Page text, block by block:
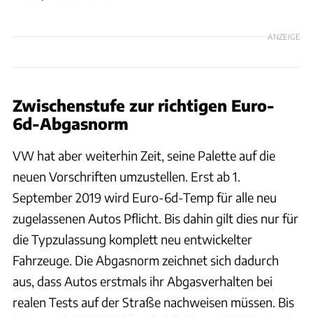
ANZEIGE
Zwischenstufe zur richtigen Euro-
6d-Abgasnorm
VW hat aber weiterhin Zeit, seine Palette auf die
neuen Vorschriften umzustellen. Erst ab 1.
September 2019 wird Euro-6d-Temp für alle neu
zugelassenen Autos Pflicht. Bis dahin gilt dies nur für
die Typzulassung komplett neu entwickelter
Fahrzeuge. Die Abgasnorm zeichnet sich dadurch
aus, dass Autos erstmals ihr Abgasverhalten bei
realen Tests auf der Straße nachweisen müssen. Bis